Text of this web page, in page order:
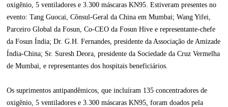
oxigênio, 5 ventiladores e 3.300 máscaras KN95. Estiveram presentes no
evento: Tang Guocai, Cônsul-Geral da China em Mumbai; Wang Yifei,
Parceiro Global da Fosun, Co-CEO da Fosun Hive e representante-chefe
da Fosun Índia; Dr. G.H. Fernandes, presidente da Associação de Amizade
Índia-China; Sr. Suresh Deora, presidente da Sociedade da Cruz Vermelha
de Mumbai, e representantes dos hospitais beneficiários.
Os suprimentos antipandêmicos, que incluíram 135 concentradores de
oxigênio, 5 ventiladores e 3.300 máscaras KN95, foram doados pela